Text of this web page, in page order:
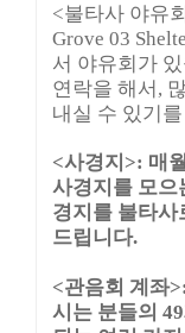
<불타사 야유회
Grove 03
서 야유회가
연락을 해서,
내실 수 있기
<사경지>: 매
사경지를 모으
경지를 불타사
드립니다.
<관음회 계좌
시는 분들의